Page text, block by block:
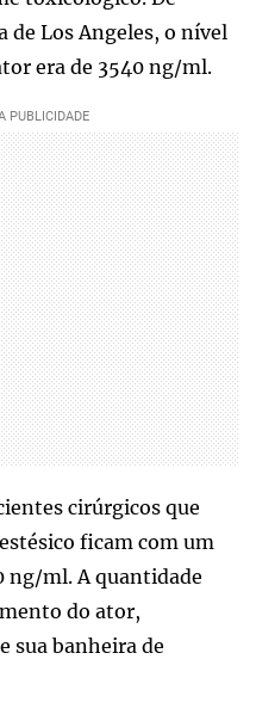
de Los Angeles, o nível
era de 3540 ng/ml.
cirúrgicos que
ficam com um
ng/ml. A quantidade
do ator,
sua banheira de